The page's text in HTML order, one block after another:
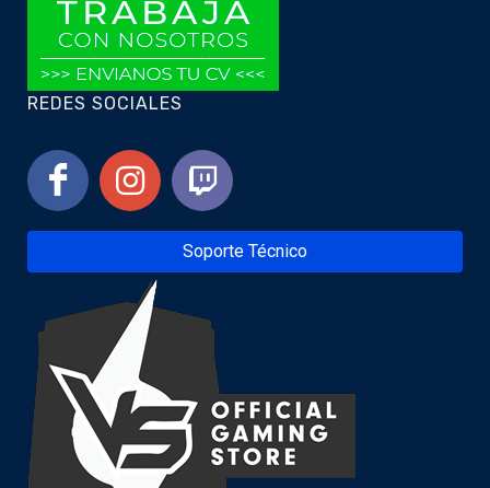
REDES SOCIALES
Soporte Técnico